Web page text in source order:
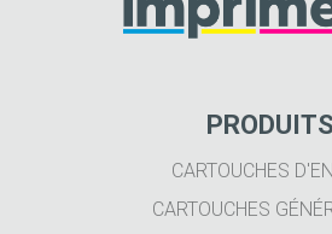
PRODUITS
CARTOUCHES
CARTOUCHES